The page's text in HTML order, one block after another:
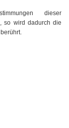
dieser
so wird dadurch die